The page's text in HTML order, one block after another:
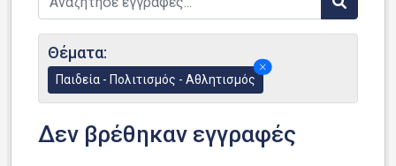
Θέματα:
Παιδεία - Πολιτισμός - Αθλητισμός
Δεν βρέθηκαν εγγραφές